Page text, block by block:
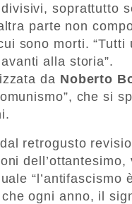
soprattutto
parte non
sono morti. “Tutti
alla storia”.
da Noberto
che si
retrogusto
dell’ottantesimo,
“l’antifascismo
ogni anno, il